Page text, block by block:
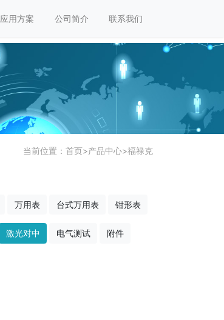
应用方案 公司简介 联系我们
当前位置： 首页>产品中心>福禄克
万用表 台式万用表 钳形表
激光对中 电气测试 附件